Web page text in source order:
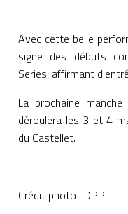
Avec cette belle
signe des débuts
Series, affirmant
La prochaine
déroulera les 3 et 4
du Castellet.
Crédit photo : DPPI